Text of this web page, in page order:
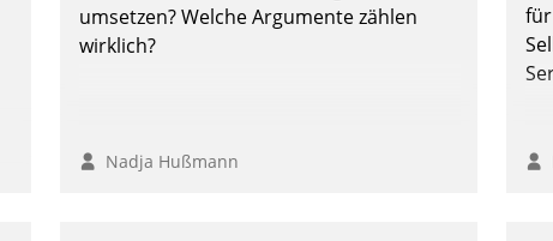
umsetzen? Welche Argumente zählen
wirklich?
Nadja Hußmann